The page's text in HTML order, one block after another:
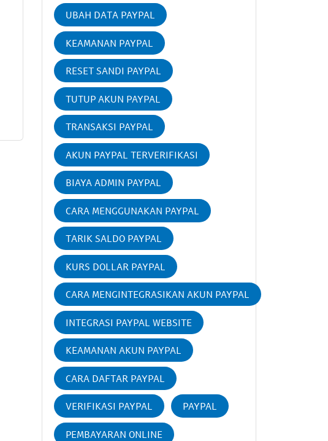
UBAH DATA PAYPAL
KEAMANAN PAYPAL
RESET SANDI PAYPAL
TUTUP AKUN PAYPAL
TRANSAKSI PAYPAL
AKUN PAYPAL TERVERIFIKASI
BIAYA ADMIN PAYPAL
CARA MENGGUNAKAN PAYPAL
TARIK SALDO PAYPAL
KURS DOLLAR PAYPAL
CARA MENGINTEGRASIKAN AKUN PAYPAL
INTEGRASI PAYPAL WEBSITE
KEAMANAN AKUN PAYPAL
CARA DAFTAR PAYPAL
VERIFIKASI PAYPAL PAYPAL
PEMBAYARAN ONLINE